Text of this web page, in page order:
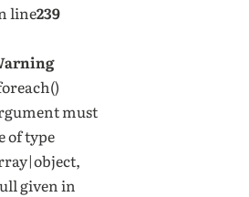
line239
must
of type
given in